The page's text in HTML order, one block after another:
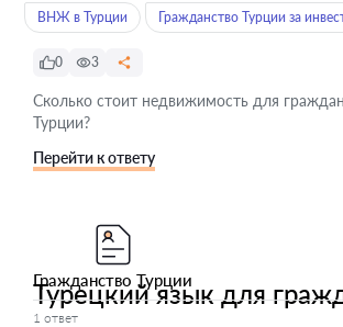
ВНЖ в Турции
Гражданство Турции за
0 3
Сколько стоит недвижимость для
Турции?
Перейти к ответу
Гражданство Турции
Турецкий язык для
1 ответ